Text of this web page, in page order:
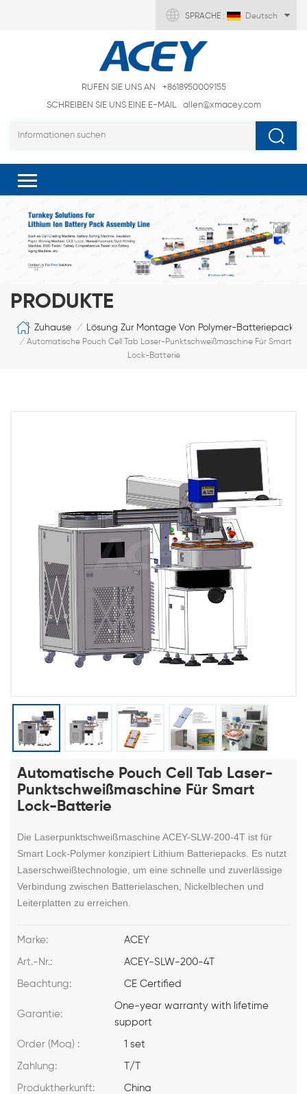
SPRACHE : Deutsch
RUFEN SIE UNS AN
+8618950009155
SCHREIBEN SIE UNS EINE E-MAIL
allen@xmacey.com
PRODUKTE
Zuhause / Lösung Zur Montage Von Polymer-Batteriepacks
/ Automatische Pouch Cell Tab Laser-Punktschweißmaschine Für Smart
Lock-Batterie
Automatische Pouch Cell Tab Laser-
Punktschweißmaschine Für Smart
Lock-Batterie
Die Laserpunktschweißmaschine ACEY-SLW-200-4T ist für
Smart Lock-Polymer konzipiert Lithium Batteriepacks. Es nutzt
Laserschweißtechnologie, um eine schnelle und zuverlässige
Verbindung zwischen Batterielaschen, Nickelblechen und
Leiterplatten zu erreichen.
Marke: ACEY
Art.-Nr.: ACEY-SLW-200-4T
Beachtung: CE Certified
Garantie:
One-year warranty with lifetime
support
Order (Moq) : 1 set
Zahlung: T/T
Produktherkunft: China